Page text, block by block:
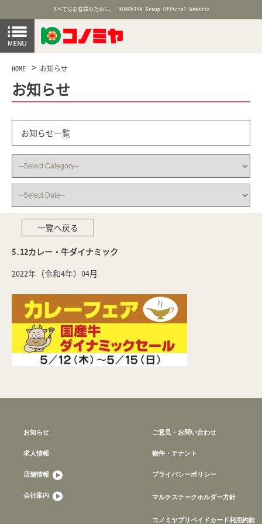
すべてはお客様のために。 KONOMIYA Group Official Website
HOME お知らせ
お知らせ
お知らせ一覧
一覧へ戻る
5.12カレー・牛ダイナミック
2022年（令和4年）04月
お知らせ
求人情報
店舗情報
会社案内
ご意見・お問い合わせ
物件・テナント
プライバシーポリシー
マルチステークホルダー方針
コノミヤプリペイドカード利用約款